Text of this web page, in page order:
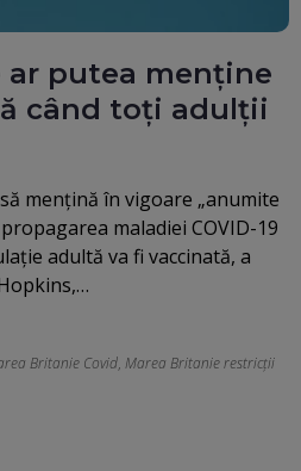
ar putea menține
când toţi adulţii
menţină în vigoare „anumite
maladiei COVID-19
adultă va fi vaccinată, a
Britanie Covid, Marea Britanie restricții